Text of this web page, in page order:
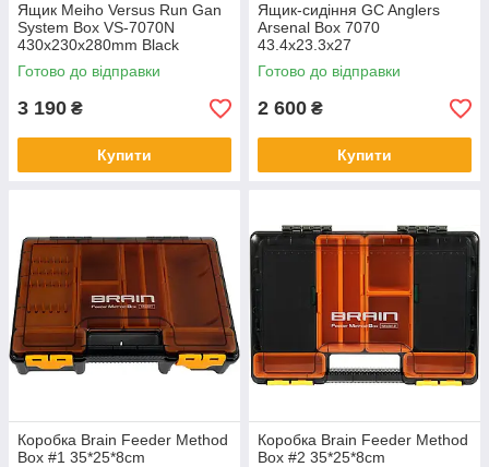
Ящик Meiho Versus Run Gan
System Box VS-7070N
430x230x280mm Black
Готово до відправки
3 190 ₴
Купити
Ящик-сидіння GC Anglers
Arsenal Box 7070
43.4x23.3x27
Готово до відправки
2 600 ₴
Купити
Коробка Brain Feeder Method
Box #1 35*25*8cm
Коробка Brain Feeder Method
Box #2 35*25*8cm